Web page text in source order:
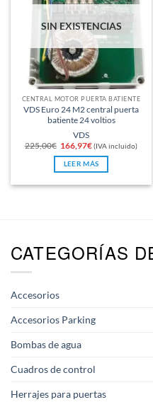
SIN EXISTENCIAS
CENTRAL MOTOR PUERTA BATIENTE
VDS Euro 24 M2 central puerta
batiente 24 voltios
VDS
225,00€ El
precio
original
era:
225,00€.
166,97€El
precio
actual
es:
166,97€.
(IVA incluido)
LEER MÁS
CATEGORÍAS
Accesorios
Accesorios Parking
Bombas de agua
Cuadros de control
Herrajes para puertas